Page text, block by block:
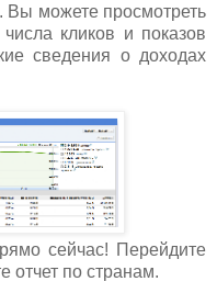
Вы можете просмотреть
кликов и показов
сведения о доходах
сейчас! Перейдите
отчет по странам.